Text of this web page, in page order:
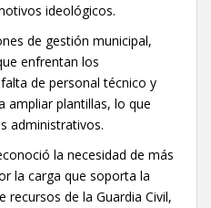
ideológicos.
de gestión municipal,
enfrentan los
de personal técnico y
ampliar plantillas, lo que
administrativos.
la necesidad de más
la carga que soporta la
recursos de la Guardia Civil,